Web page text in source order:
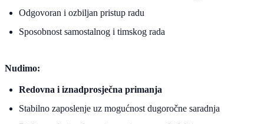
Odgovoran i ozbiljan pristup radu
Sposobnost samostalnog i timskog rada
Nudimo:
Redovna i iznadprosječna primanja
Stabilno zaposlenje uz mogućnost dugoročne saradnja